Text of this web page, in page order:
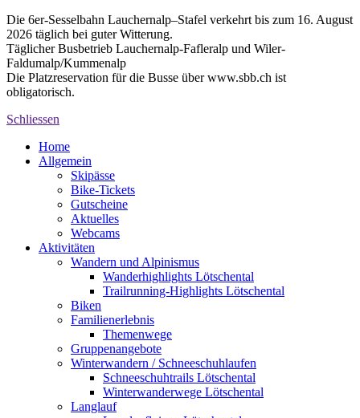
Die 6er-Sesselbahn Lauchernalp–Stafel verkehrt bis zum 16. August
2026 täglich bei guter Witterung.
Täglicher Busbetrieb Lauchernalp-Fafleralp und Wiler-
Faldumalp/Kummenalp
Die Platzreservation für die Busse über www.sbb.ch ist
obligatorisch.
Schliessen
Home
Allgemein
Skipässe
Bike-Tickets
Gutscheine
Aktuelles
Webcams
Aktivitäten
Wandern und Alpinismus
Wanderhighlights Lötschental
Trailrunning-Highlights Lötschental
Biken
Familienerlebnis
Themenwege
Gruppenangebote
Winterwandern / Schneeschuhlaufen
Schneeschuhtrails Lötschental
Winterwanderwege Lötschental
Langlauf